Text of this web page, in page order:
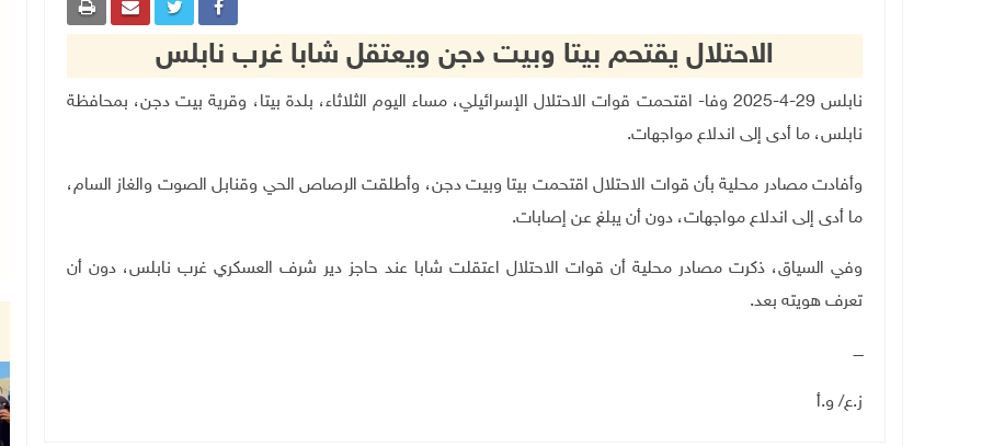
الاحتلال يقتحم بيتا وبيت دجن ويعتقل شابا غرب نابلس
نابلس 29-4-2025 وفا- اقتحمت قوات الاحتلال الإسرائيلي، مساء اليوم الثلاثاء، بلدة بيتا، وقرية بيت دجن، بمحافظة
نابلس، ما أدى إلى اندلاع مواجهات.
وأفادت مصادر محلية بأن قوات الاحتلال اقتحمت بيتا وبيت دجن، وأطلقت الرصاص الحي وقنابل الصوت والغاز السام،
ما أدى إلى اندلاع مواجهات، دون أن يبلغ عن إصابات.
وفي السياق، ذكرت مصادر محلية أن قوات الاحتلال اعتقلت شابا عند حاجز دير شرف العسكري غرب نابلس، دون أن
تعرف هويته بعد.
ــــ
ز.ع/ و.أ